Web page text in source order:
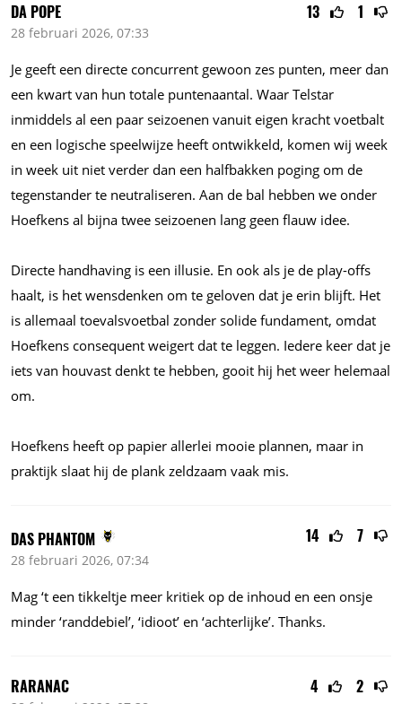
13 1
DA POPE
28 februari 2026, 07:33
Je geeft een directe concurrent gewoon zes punten, meer dan
een kwart van hun totale puntenaantal. Waar Telstar
inmiddels al een paar seizoenen vanuit eigen kracht voetbalt
en een logische speelwijze heeft ontwikkeld, komen wij week
in week uit niet verder dan een halfbakken poging om de
tegenstander te neutraliseren. Aan de bal hebben we onder
Hoefkens al bijna twee seizoenen lang geen flauw idee.
Directe handhaving is een illusie. En ook als je de play-offs
haalt, is het wensdenken om te geloven dat je erin blijft. Het
is allemaal toevalsvoetbal zonder solide fundament, omdat
Hoefkens consequent weigert dat te leggen. Iedere keer dat je
iets van houvast denkt te hebben, gooit hij het weer helemaal
om.
Hoefkens heeft op papier allerlei mooie plannen, maar in
praktijk slaat hij de plank zeldzaam vaak mis.
14 7
DAS PHANTOM
28 februari 2026, 07:34
Mag ‘t een tikkeltje meer kritiek op de inhoud en een onsje
minder ‘randdebiel’, ‘idioot’ en ‘achterlijke’. Thanks.
4 2
RARANAC